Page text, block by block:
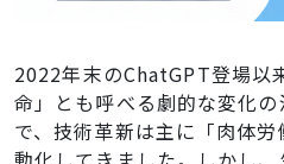
2022年末のChatGPT登場以
命」とも呼べる劇的な変化
で、技術革新は主に「肉体